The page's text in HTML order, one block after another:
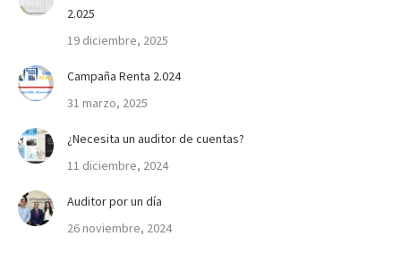
2.025
19 diciembre, 2025
Campaña Renta 2.024
31 marzo, 2025
¿Necesita un auditor de cuentas?
11 diciembre, 2024
Auditor por un día
26 noviembre, 2024